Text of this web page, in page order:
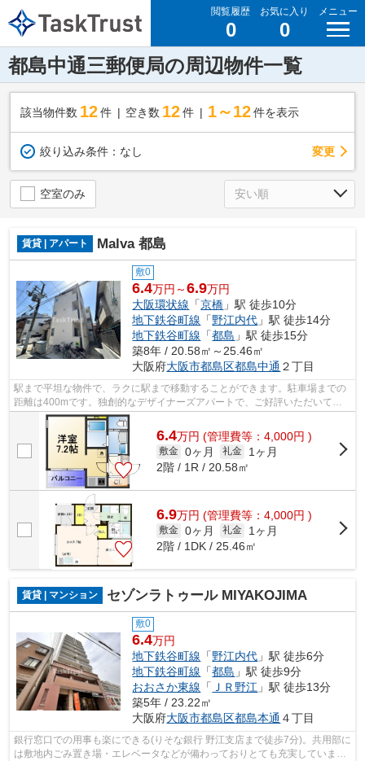
閲覧履歴
0
お気に入り
0
メニュー
都島中通三郵便局の周辺物件一覧
該当物件数 12件 空き数 12 件 1～12 件を表示
絞り込み条件： なし 変更
空室のみ
賃貸 | アパート Malva 都島
敷0
6.4万円～6.9万円
大阪環状線 「京橋 」駅 徒歩10分
地下鉄谷町線 「野江内代 」駅 徒歩14分
地下鉄谷町線 「都島 」駅 徒歩15分
築8年 / 20.58㎡～25.46㎡
大阪府大阪市都島区都島中通 ２丁目
駅まで平坦な物件で、ラクに駅まで移動することができます。駐車場までの
距離は400mです。独創的なデザイナーズアパートで、ご好評いただいてい
ます。共用部に住民専用のゴミ置き場が...
6.4万円 (管理費等：4,000円 )
敷金 0ヶ月 礼金
1ヶ月
2階 / 1R / 20.58㎡
6.9万円 (管理費等：4,000円 )
敷金 0ヶ月 礼金
1ヶ月
2階 / 1DK / 25.46㎡
賃貸 | マンション セゾンラトゥール MIYAKOJIMA
敷0
6.4万円
地下鉄谷町線 「野江内代 」駅 徒歩6分
地下鉄谷町線 「都島 」駅 徒歩9分
おおさか東線 「 ＪＲ野江 」駅 徒歩13分
築5年 / 23.22㎡
大阪府大阪市都島区都島本通 ４丁目
銀行窓口での用事も楽にできる(りそな銀行 野江支店まで徒歩7分)。共用部に
は敷地内ごみ置き場・エレベータなどが備わっておりとても充実していま